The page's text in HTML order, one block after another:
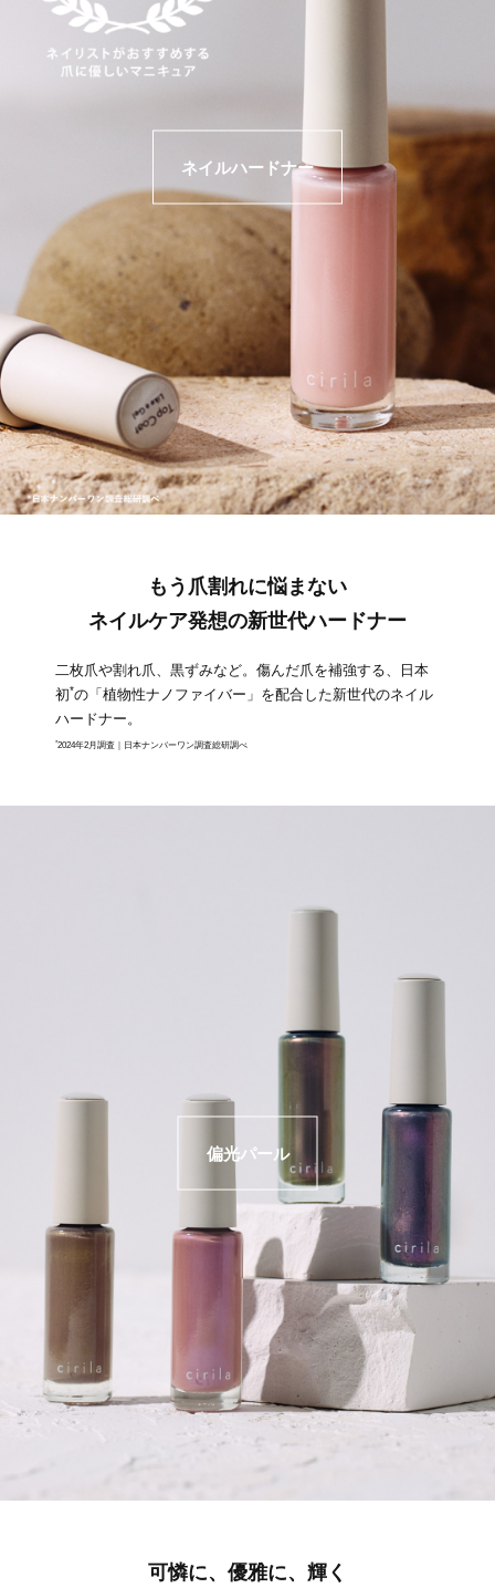
ネイルハードナー
もう爪割れに悩まない
ネイルケア発想の新世代ハードナー
二枚爪や割れ爪、黒ずみなど。傷んだ爪を補強する、日本
初*の「植物性ナノファイバー」を配合した新世代のネイル
ハードナー。
*2024年2月調査｜日本ナンバーワン調査総研調べ
偏光パール
可憐に、優雅に、輝く